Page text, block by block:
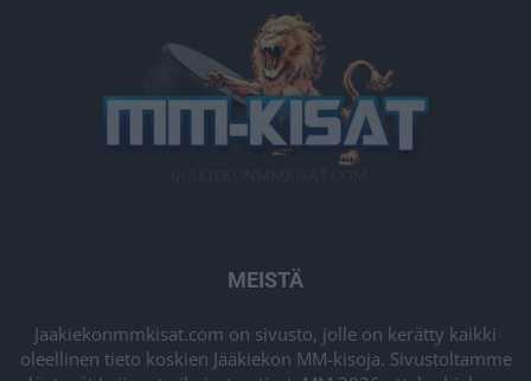
MEISTÄ
Jaakiekonmmkisat.com on sivusto, jolle on kerätty kaikki
oleellinen tieto koskien Jääkiekon MM-kisoja. Sivustoltamme